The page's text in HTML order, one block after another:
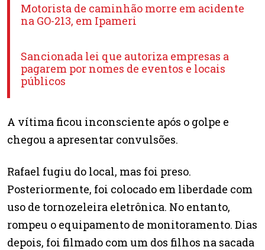
Motorista de caminhão morre em acidente
na GO-213, em Ipameri
Sancionada lei que autoriza empresas a
pagarem por nomes de eventos e locais
públicos
A vítima ficou inconsciente após o golpe e
chegou a apresentar convulsões.
Rafael fugiu do local, mas foi preso.
Posteriormente, foi colocado em liberdade com
uso de tornozeleira eletrônica. No entanto,
rompeu o equipamento de monitoramento. Dias
depois, foi filmado com um dos filhos na sacada